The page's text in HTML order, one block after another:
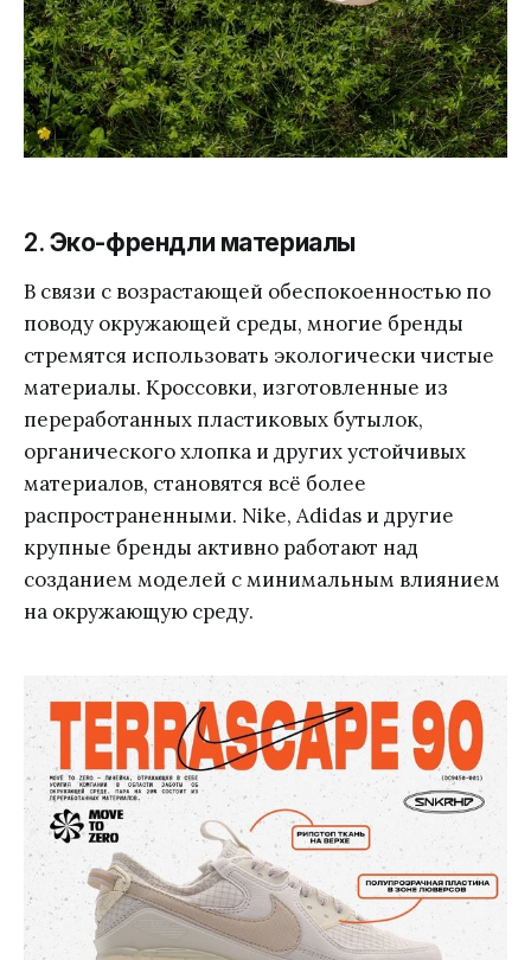
2. Эко-френдли материалы
В связи с возрастающей обеспокоенностью по
поводу окружающей среды, многие бренды
стремятся использовать экологически чистые
материалы. Кроссовки, изготовленные из
переработанных пластиковых бутылок,
органического хлопка и других устойчивых
материалов, становятся всё более
распространенными. Nike, Adidas и другие
крупные бренды активно работают над
созданием моделей с минимальным влиянием
на окружающую среду.